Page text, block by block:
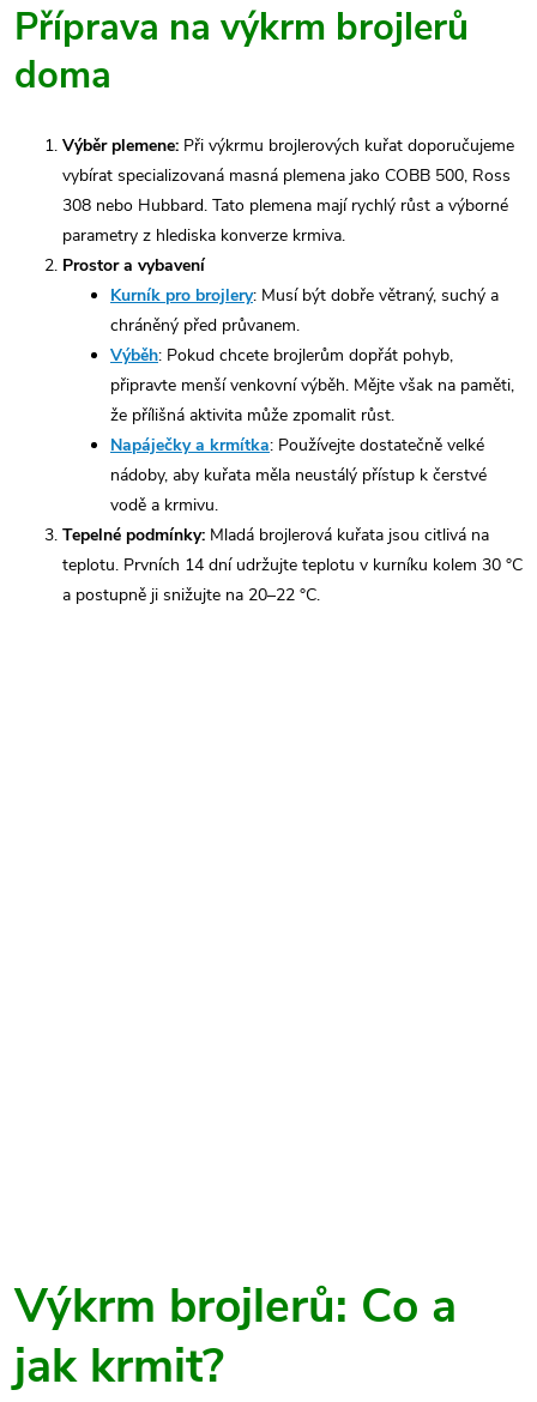
Příprava na výkrm brojlerů
doma
Výběr plemene: Při výkrmu brojlerových kuřat doporučujeme
vybírat specializovaná masná plemena jako COBB 500, Ross
308 nebo Hubbard. Tato plemena mají rychlý růst a výborné
parametry z hlediska konverze krmiva.
Prostor a vybavení
Kurník pro brojlery: Musí být dobře větraný, suchý a
chráněný před průvanem.
Výběh: Pokud chcete brojlerům dopřát pohyb,
připravte menší venkovní výběh. Mějte však na paměti,
že přílišná aktivita může zpomalit růst.
Napáječky a krmítka: Používejte dostatečně velké
nádoby, aby kuřata měla neustálý přístup k čerstvé
vodě a krmivu.
Tepelné podmínky: Mladá brojlerová kuřata jsou citlivá na
teplotu. Prvních 14 dní udržujte teplotu v kurníku kolem 30 °C
a postupně ji snižujte na 20–22 °C.
Výkrm brojlerů: Co a
jak krmit?